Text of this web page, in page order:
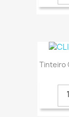
Tinteiro